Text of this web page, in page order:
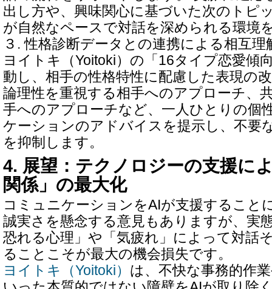
出し方や、興味関心に基づいた次のトピ
が自然なペースで対話を深められる環境
３. 性格診断データとの連携による相互理
ヨイトキ（Yoitoki）の「16タイプ恋愛傾
動し、相手の性格特性に配慮した表現の
論理性を重視する相手へのアプローチ、
手へのアプローチなど、一人ひとりの個
ケーションのアドバイスを提示し、不要
を抑制します。
4. 展望：テクノロジーの支援に
関係」の最大化
コミュニケーションをAIが支援すること
誠実さを懸念する意見もありますが、実
恐れる心理」や「気疲れ」によって対話
ることこそが最大の機会損失です。
ヨイトキ（Yoitoki） は、不快な事務的作